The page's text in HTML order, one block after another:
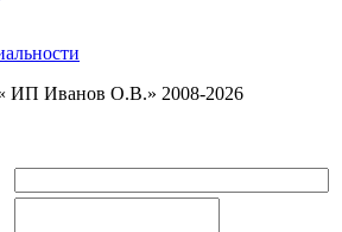
ИП Иванов О.В.» 2008-2026